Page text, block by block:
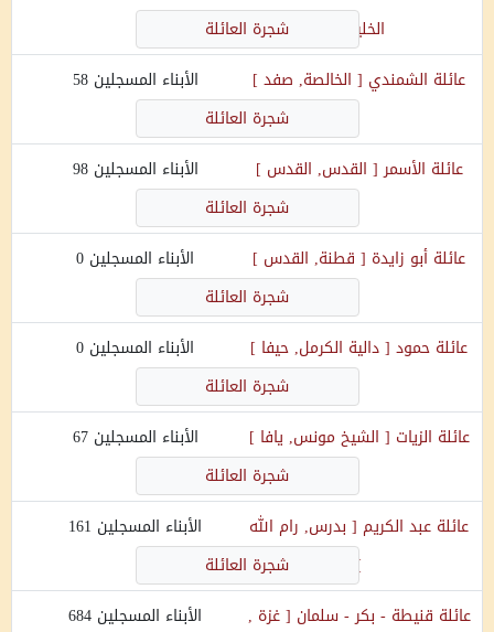
الخليل
شجرة العائلة
عائلة الشمندي [ الخالصة, صفد ] الأبناء المسجلين58
شجرة العائلة
عائلة الأسمر [ القدس, القدس ] الأبناء المسجلين98
شجرة العائلة
عائلة أبو زايدة [ قطنة, القدس ] الأبناء المسجلين 0
شجرة العائلة
عائلة حمود [دالية الكرمل, حيفا ] الأبناء المسجلين 0
شجرة العائلة
عائلة الزيات [ الشيخ مونس, يافا ] الأبناء المسجلين67
شجرة العائلة
عائلة عبد الكريم [ بدرس, رام الله
]
الأبناء المسجلين 161
شجرة العائلة
عائلة قنيطة - بكر - سلمان [ غزة ,
الأبناء المسجلين 684